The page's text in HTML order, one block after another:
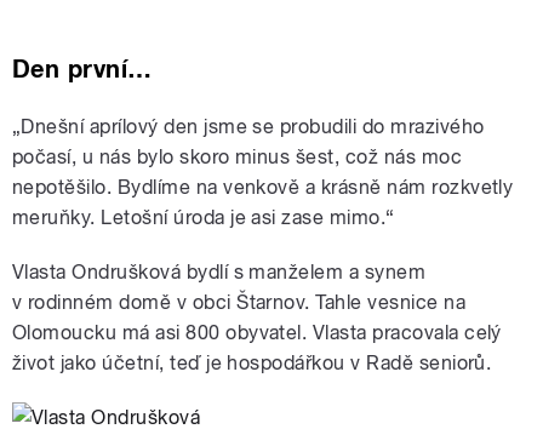
Den první…
„Dnešní aprílový den jsme se probudili do mrazivého
počasí, u nás bylo skoro minus šest, což nás moc
nepotěšilo. Bydlíme na venkově a krásně nám rozkvetly
meruňky. Letošní úroda je asi zase mimo.“
Vlasta Ondrušková bydlí s manželem a synem
v rodinném domě v obci Štarnov. Tahle vesnice na
Olomoucku má asi 800 obyvatel. Vlasta pracovala celý
život jako účetní, teď je hospodářkou v Radě seniorů.